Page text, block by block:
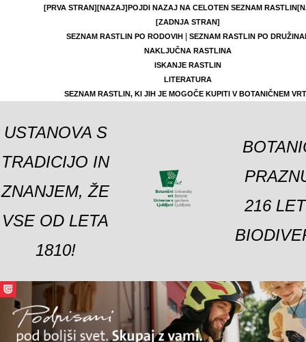
[PRVA STRAN][NAZAJ]POJDI NAZAJ NA CELOTEN SEZNAM RASTLIN
[ZADNJA STRAN]
SEZNAM RASTLIN PO RODOVIH|
SEZNAM RASTLIN PO
NAKLJUČNA RASTLINA
ISKANJE RASTLIN
LITERATURA
SEZNAM RASTLIN, KI JIH JE MOGOČE KUPITI V BOTANIČNEM
USTANOVA S
TRADICIJO IN
ZNANJEM, ŽE
VSE OD LETA
1810!
216